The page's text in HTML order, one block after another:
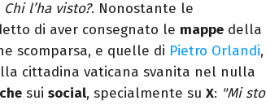
Chi l’ha visto?. Nonostante le
di aver consegnato le mappe della
scomparsa, e quelle di Pietro Orlandi,
cittadina vaticana svanita nel nulla
sui social, specialmente su X: "Mi sto